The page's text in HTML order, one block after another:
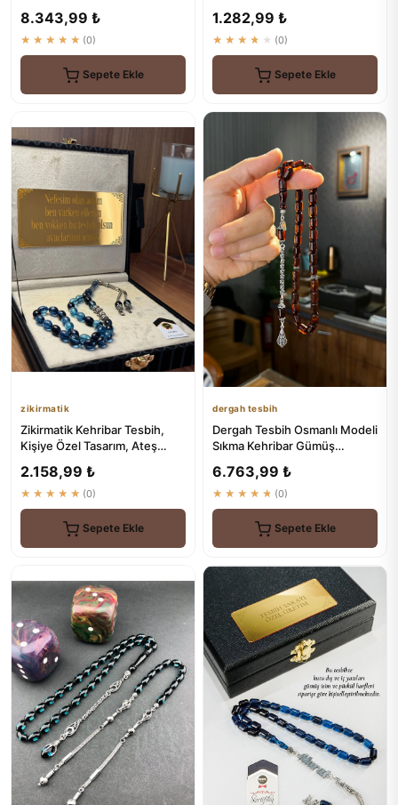
8.343,99 ₺
★★★★★ (0)
Sepete Ekle
1.282,99 ₺
★★★★★ (0)
Sepete Ekle
zikirmatik
Zikirmatik Kehribar Tesbih,
Kişiye Özel Tasarım, Ateş
2.158,99 ₺
★★★★★ (0)
Sepete Ekle
dergah tesbih
Dergah Tesbih Osmanlı Modeli
Sıkma Kehribar Gümüş
6.763,99 ₺
★★★★★ (0)
Sepete Ekle